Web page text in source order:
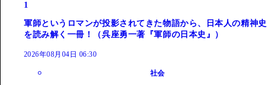
1
軍師というロマンが投影されてきた物語から、日本人の精神史
を読み解く一冊！（呉座勇一著『軍師の日本史』）
2026年08月04日 06:30
社会